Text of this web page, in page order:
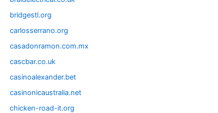
bridgestl.org
carlosserrano.org
casadonramon.com.mx
cascbar.co.uk
casinoalexander.bet
casinonicaustralia.net
chicken-road-it.org